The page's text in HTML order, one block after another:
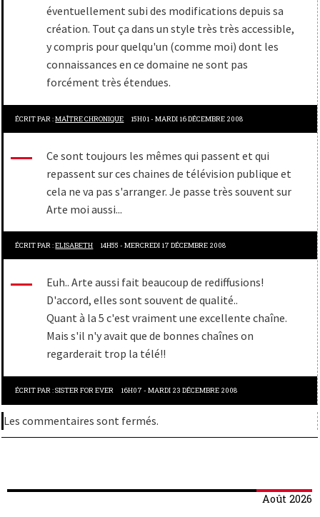
Août 2026
éventuellement subi des modifications depuis sa
création. Tout ça dans un style très très accessible,
y compris pour quelqu'un (comme moi) dont les
connaissances en ce domaine ne sont pas
forcément très étendues.
ÉCRIT PAR :MAÎTRE CHRONIQUE 15H01-MARDI 16DÉCEMBRE 2008
Ce sont toujours les mêmes qui passent et qui
repassent sur ces chaines de télévision publique et
cela ne va pas s'arranger. Je passe très souvent sur
Arte moi aussi...
ÉCRIT PAR :ELISABETH 14H55 -MERCREDI 17 DÉCEMBRE 2008
Euh.. Arte aussi fait beaucoup de rediffusions!
D'accord, elles sont souvent de qualité..
Quant à la 5 c'est vraiment une excellente chaîne.
Mais s'il n'y avait que de bonnes chaînes on
regarderait trop la télé!!
ÉCRIT PAR :SISTER FOR EVER 16H07 -MARDI 23 DÉCEMBRE 2008
Les commentaires sont fermés.